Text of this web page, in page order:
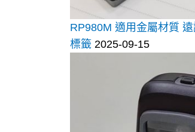
RP980M 適用金屬材質
標籤 2025-09-15